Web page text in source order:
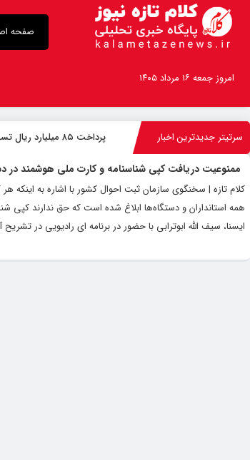
صفحه
امروز جمعه ۱۶ مرداد ۱۴۰۵
سرتیتر جدیدترین اخبار پرداخت ۸۵ میلیارد ریال تسهیلات به عشایر چناران
ممنوعیت دریافت کپی شناسنامه و کارت ملی هوشمند در
کلام تازه | سخنگوی سازمان ثبت احوال کشور با اشاره به
همه استانداران و دستگاه‌ها ابلاغ شده است که حق ندارند کپی
ایسنا، سیف الله ابوترابی با حضور در برنامه ای رادیویی در